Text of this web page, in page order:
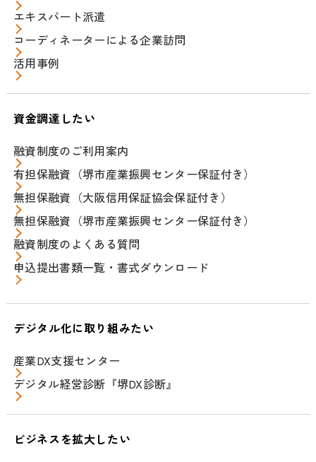
エキスパート派遣
コーディネーターによる企業訪問
活用事例
資金調達したい
融資制度のご利用案内
有担保融資（堺市産業振興センター保証付き）
無担保融資（大阪信用保証協会保証付き）
無担保融資（堺市産業振興センター保証付き）
融資制度のよくある質問
申込提出書類一覧・書式ダウンロード
デジタル化に取り組みたい
産業DX支援センター
デジタル経営診断『堺DX診断』
ビジネスを拡大したい